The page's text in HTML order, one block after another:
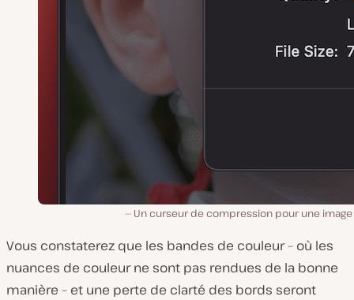
Un curseur de compression pour une image
Vous constaterez que les bandes de couleur – où les
nuances de couleur ne sont pas rendues de la bonne
manière – et une perte de clarté des bords seront